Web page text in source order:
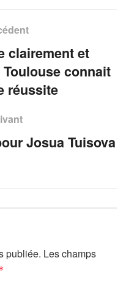
clairement et
connait
réussite
Josua Tuisova
publiée. Les champs